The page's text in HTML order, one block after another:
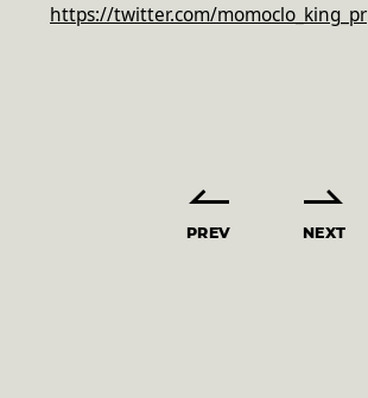
https://twitter.com/momoclo_king_pr
PREV NEXT